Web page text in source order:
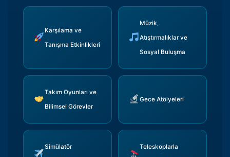
Karşılama ve
Tanışma Etkinlikleri
Müzik,
Atıştırmalıklar ve
Sosyal Buluşma
Takım Oyunları ve
Bilimsel Görevler
Gece Atölyeleri
Simülatör
Teleskoplarla